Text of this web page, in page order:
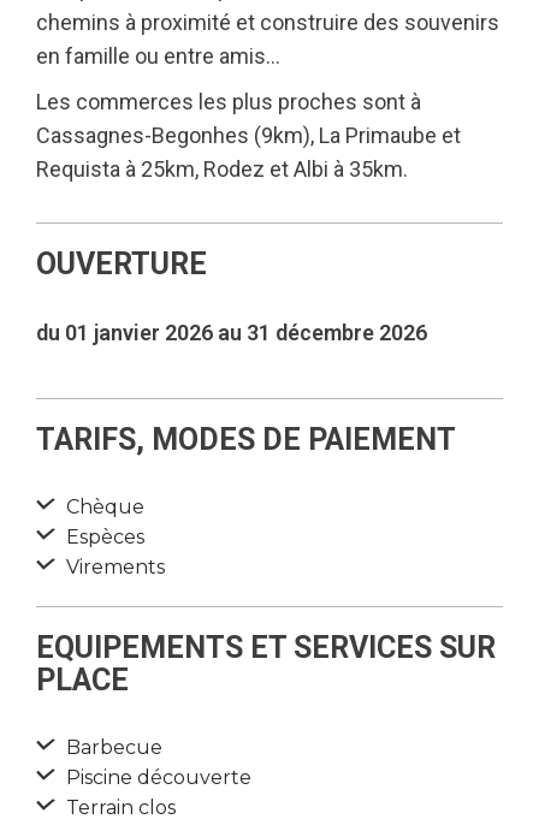
chemins à proximité et construire des souvenirs
en famille ou entre amis…
Les commerces les plus proches sont à
Cassagnes-Begonhes (9km), La Primaube et
Requista à 25km, Rodez et Albi à 35km.
OUVERTURE
du 01 janvier 2026 au 31 décembre 2026
TARIFS, MODES DE PAIEMENT
Chèque
Espèces
Virements
EQUIPEMENTS ET SERVICES SUR
PLACE
Barbecue
Piscine découverte
Terrain clos